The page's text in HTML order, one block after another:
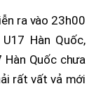
ra vào 23h00
Hàn Quốc,
Hàn Quốc chưa
rất vất vả mới